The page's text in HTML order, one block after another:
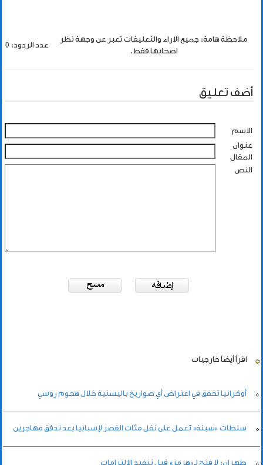
ملاحظة هامة: جميع الاراء والتعليقات تعبر عن وجهة نظر
اصحابها فقط.
عدد الردود: 0
أضف تعليق
الاسم
عنوان
المقال
النص
اقرأ أيضاً خارجيات
أوكرانيا تخفق في اعتراض أي صواريخ باليستية خلال هجوم روسي
سلطات «سبتة» تعمل على نقل مئات القصر لإسبانيا بعد تدفق مهاجرين
طهران: لا فتح لـ«هرمز» قبل تنفيذ الالتزامات